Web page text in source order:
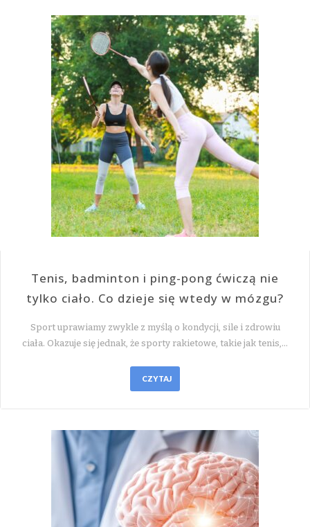
Tenis, badminton i ping-pong ćwiczą nie
tylko ciało. Co dzieje się wtedy w mózgu?
Sport uprawiamy zwykle z myślą o kondycji, sile i zdrowiu
ciała. Okazuje się jednak, że sporty rakietowe, takie jak tenis,…
CZYTAJ